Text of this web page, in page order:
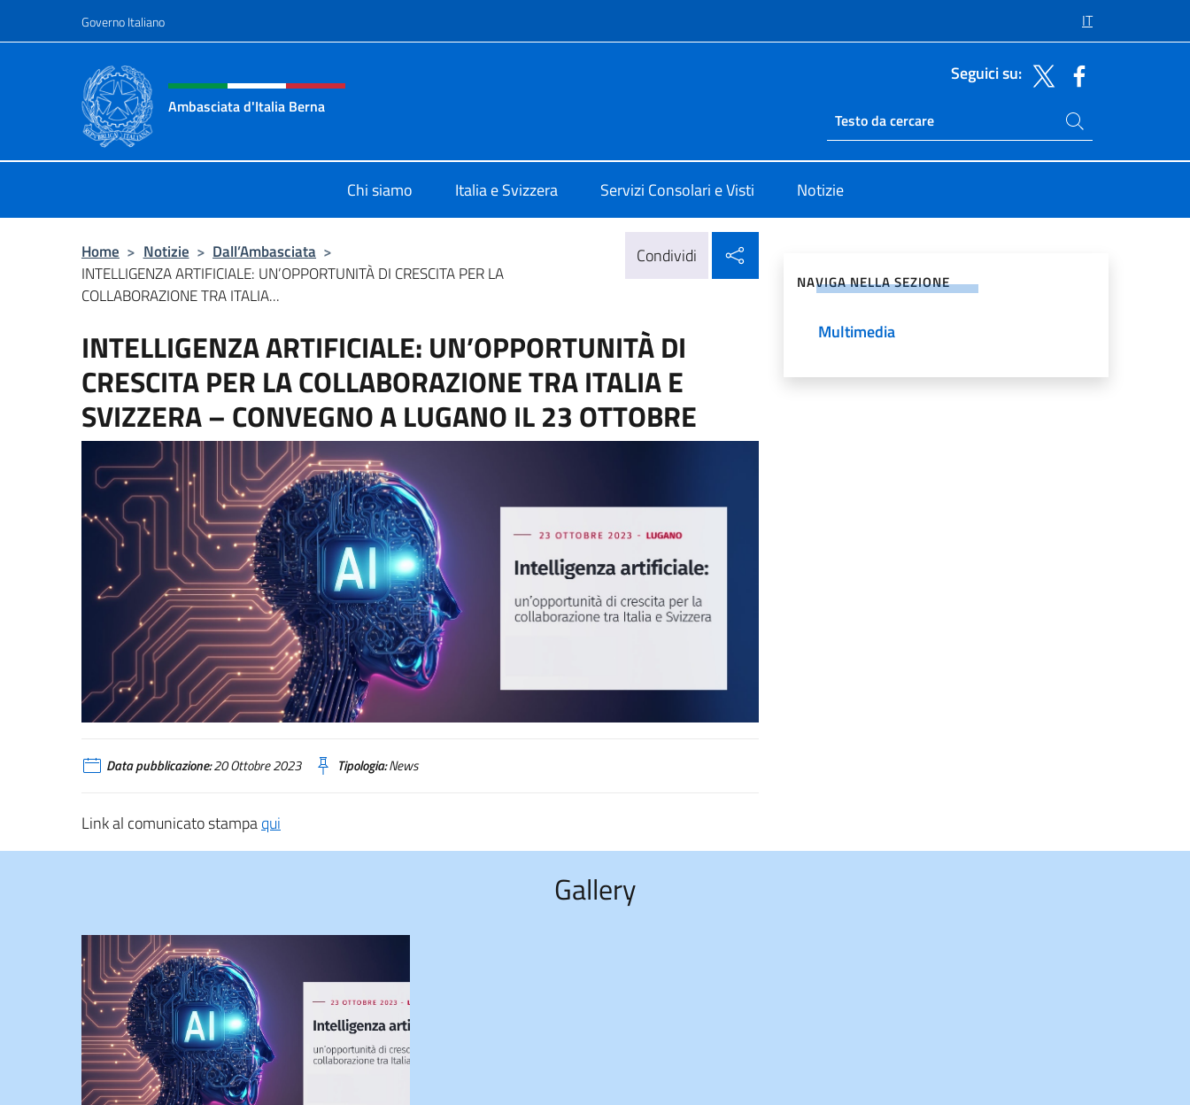
Governo Italiano IT
Intestazione sito, social e menù
Ambasciata d'Italia Berna
Seguici su:
Ricerca sito live
Cerca nel sito
Chi siamo Italia e Svizzera Servizi Consolari e Visti Notizie
Home > Notizie > Dall’Ambasciata >
INTELLIGENZA ARTIFICIALE: UN’OPPORTUNITÀ DI CRESCITA PER LA
COLLABORAZIONE TRA ITALIA...
Condividi
INTELLIGENZA ARTIFICIALE: UN’OPPORTUNITÀ DI
CRESCITA PER LA COLLABORAZIONE TRA ITALIA E
SVIZZERA – CONVEGNO A LUGANO IL 23 OTTOBRE
Data pubblicazione:20 Ottobre 2023 Tipologia:News
Link al comunicato stampaqui
NAVIGA NELLA SEZIONE
Multimedia
Gallery